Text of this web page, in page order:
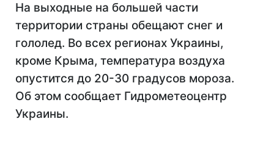
На выходные на большей части
территории страны обещают снег и
гололед. Во всех регионах Украины,
кроме Крыма, температура воздуха
опустится до 20-30 градусов мороза.
Об этом сообщает Гидрометеоцентр
Украины.